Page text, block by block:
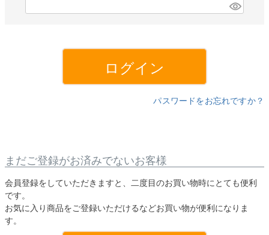
ログイン
パスワードをお忘れですか？
まだご登録がお済みでないお客様
会員登録をしていただきますと、二度目のお買い物時にとても便利
です。
お気に入り商品をご登録いただけるなどお買い物が便利になりま
す。